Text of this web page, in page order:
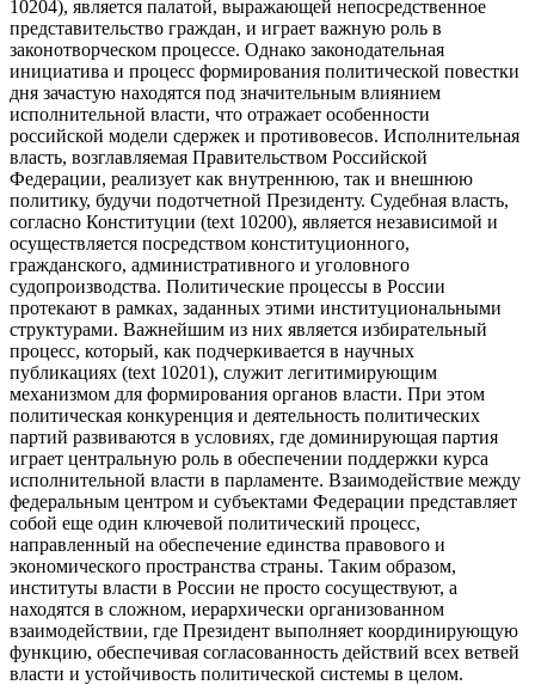
10204), является палатой, выражающей непосредственное
представительство граждан, и играет важную роль в
законотворческом процессе. Однако законодательная
инициатива и процесс формирования политической повестки
дня зачастую находятся под значительным влиянием
исполнительной власти, что отражает особенности
российской модели сдержек и противовесов. Исполнительная
власть, возглавляемая Правительством Российской
Федерации, реализует как внутреннюю, так и внешнюю
политику, будучи подотчетной Президенту. Судебная власть,
согласно Конституции (text 10200), является независимой и
осуществляется посредством конституционного,
гражданского, административного и уголовного
судопроизводства. Политические процессы в России
протекают в рамках, заданных этими институциональными
структурами. Важнейшим из них является избирательный
процесс, который, как подчеркивается в научных
публикациях (text 10201), служит легитимирующим
механизмом для формирования органов власти. При этом
политическая конкуренция и деятельность политических
партий развиваются в условиях, где доминирующая партия
играет центральную роль в обеспечении поддержки курса
исполнительной власти в парламенте. Взаимодействие между
федеральным центром и субъектами Федерации представляет
собой еще один ключевой политический процесс,
направленный на обеспечение единства правового и
экономического пространства страны. Таким образом,
институты власти в России не просто сосуществуют, а
находятся в сложном, иерархически организованном
взаимодействии, где Президент выполняет координирующую
функцию, обеспечивая согласованность действий всех ветвей
власти и устойчивость политической системы в целом.